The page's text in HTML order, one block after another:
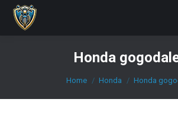
Honda
You are here:
Home Honda Honda